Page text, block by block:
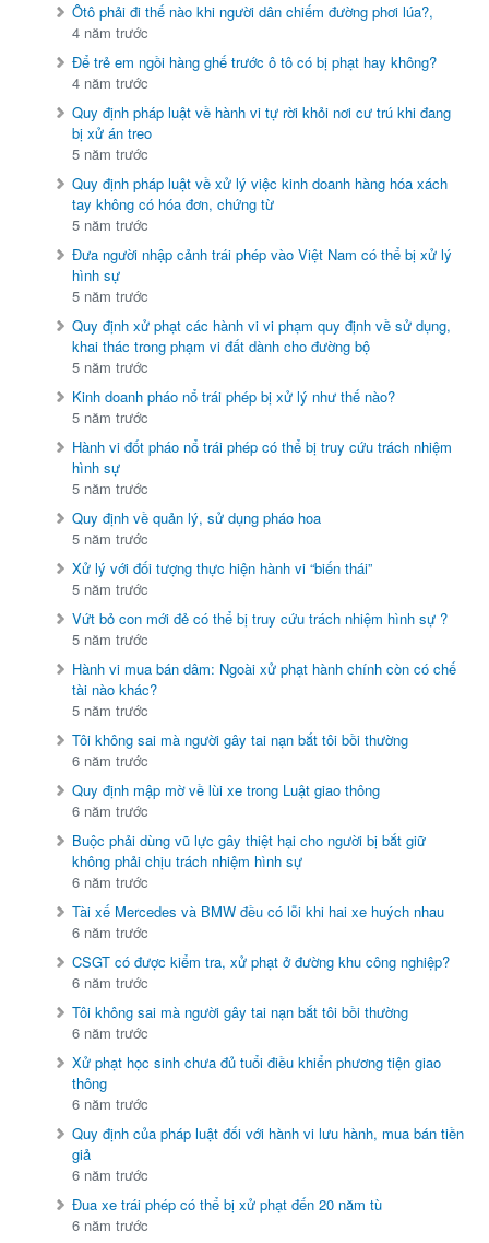
Ôtô phải đi thế nào khi người dân chiếm đường phơi lúa?,
4 năm trước
Để trẻ em ngồi hàng ghế trước ô tô có bị phạt hay không?
4 năm trước
Quy định pháp luật về hành vi tự rời khỏi nơi cư trú khi đang
bị xử án treo
5 năm trước
Quy định pháp luật về xử lý việc kinh doanh hàng hóa xách
tay không có hóa đơn, chứng từ
5 năm trước
Đưa người nhập cảnh trái phép vào Việt Nam có thể bị xử lý
hình sự
5 năm trước
Quy định xử phạt các hành vi vi phạm quy định về sử dụng,
khai thác trong phạm vi đất dành cho đường bộ
5 năm trước
Kinh doanh pháo nổ trái phép bị xử lý như thế nào?
5 năm trước
Hành vi đốt pháo nổ trái phép có thể bị truy cứu trách nhiệm
hình sự
5 năm trước
Quy định về quản lý, sử dụng pháo hoa
5 năm trước
Xử lý với đối tượng thực hiện hành vi “biến thái”
5 năm trước
Vứt bỏ con mới đẻ có thể bị truy cứu trách nhiệm hình sự ?
5 năm trước
Hành vi mua bán dâm: Ngoài xử phạt hành chính còn có chế
tài nào khác?
5 năm trước
Tôi không sai mà người gây tai nạn bắt tôi bồi thường
6 năm trước
Quy định mập mờ về lùi xe trong Luật giao thông
6 năm trước
Buộc phải dùng vũ lực gây thiệt hại cho người bị bắt giữ
không phải chịu trách nhiệm hình sự
6 năm trước
Tài xế Mercedes và BMW đều có lỗi khi hai xe huých nhau
6 năm trước
CSGT có được kiểm tra, xử phạt ở đường khu công nghiệp?
6 năm trước
Tôi không sai mà người gây tai nạn bắt tôi bồi thường
6 năm trước
Xử phạt học sinh chưa đủ tuổi điều khiển phương tiện giao
thông
6 năm trước
Quy định của pháp luật đối với hành vi lưu hành, mua bán tiền
giả
6 năm trước
Đua xe trái phép có thể bị xử phạt đến 20 năm tù
6 năm trước